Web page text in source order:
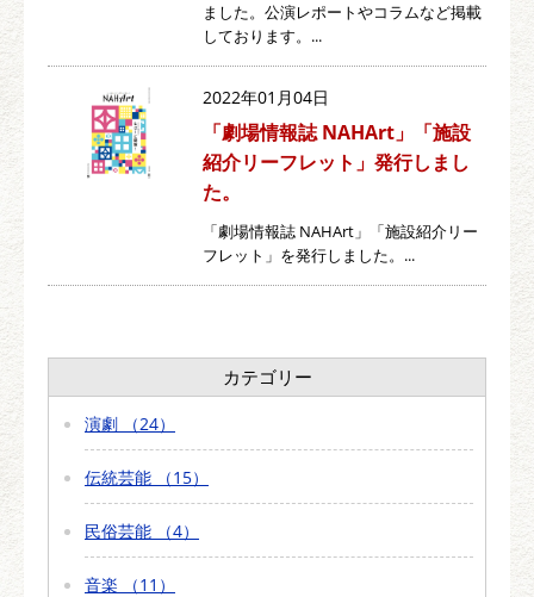
ました。公演レポートやコラムなど掲載
しております。...
2022年01月04日
「劇場情報誌 NAHArt」「施設
紹介リーフレット」発行しまし
た。
「劇場情報誌 NAHArt」「施設紹介リー
フレット」を発行しました。...
カテゴリー
演劇 （24）
伝統芸能 （15）
民俗芸能 （4）
音楽 （11）